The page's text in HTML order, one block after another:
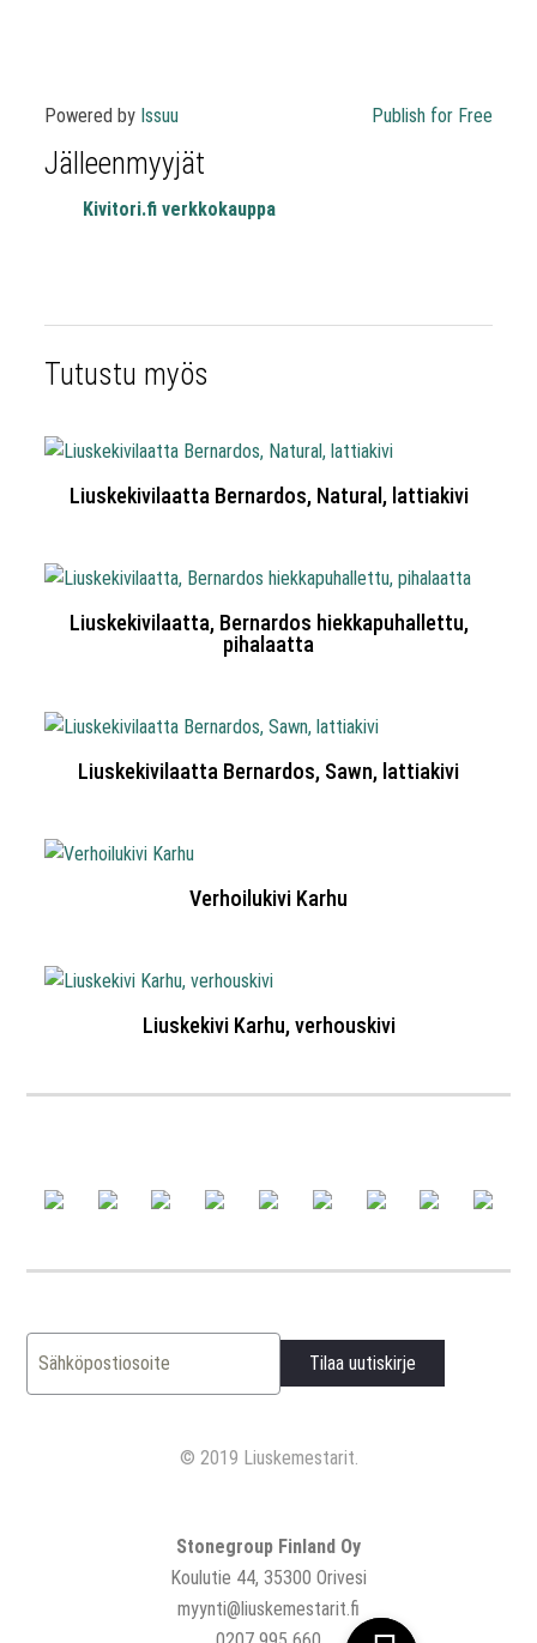
Powered by Issuu Publish for Free
Jälleenmyyjät
Kivitori.fi verkkokauppa
Tutustu myös
Liuskekivilaatta Bernardos, Natural, lattiakivi
Liuskekivilaatta, Bernardos hiekkapuhallettu,
pihalaatta
Liuskekivilaatta Bernardos, Sawn, lattiakivi
Verhoilukivi Karhu
Liuskekivi Karhu, verhouskivi
© 2019 Liuskemestarit.
Stonegroup Finland Oy
Koulutie 44, 35300 Orivesi
myynti@liuskemestarit.fi